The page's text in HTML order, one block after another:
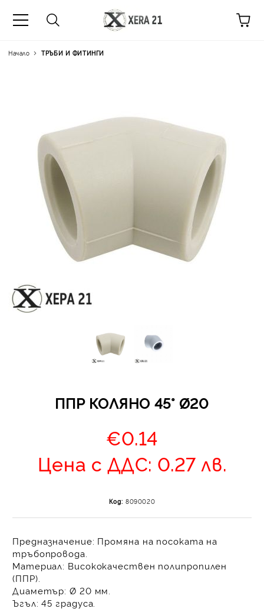
Начало ТРЪБИ И ФИТИНГИ
ППР КОЛЯНО 45° Ø20
€0.14
Цена с ДДС: 0.27 лв.
Код: 8090020
Предназначение: Промяна на посоката на
тръбопровода.
Материал: Висококачествен полипропилен
(ППР).
Диаметър: Ø 20 мм.
Ъгъл: 45 градуса.
Цена на продукта:
оскъпяване. За
до 400 лв. / €204,52
Плащане на 4 вноски.
от стойността на
момента с карта.
се разделя на 3 равни
равни месечни вноски
/ €1022.61